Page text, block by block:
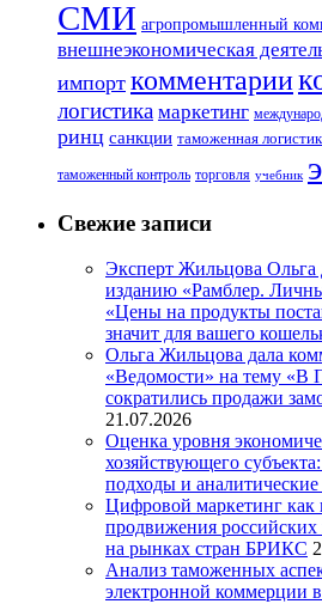
СМИ агропромышленный
внешнеэкономическая
импорт комментарии
логистика маркетинг
ринц санкции таможенная
таможенный контроль торговля учебник
Свежие записи
Эксперт Жильцова Ольга
изданию «Рамблер.
«Цены на продукты
значит для вашего
Ольга Жильцова дала
«Ведомости» на тему «В
сократились продажи
21.07.2026
Оценка уровня
хозяйствующего
подходы и
Цифровой маркетинг как
продвижения
на рынках стран БРИКС
Анализ таможенных
электронной коммерции